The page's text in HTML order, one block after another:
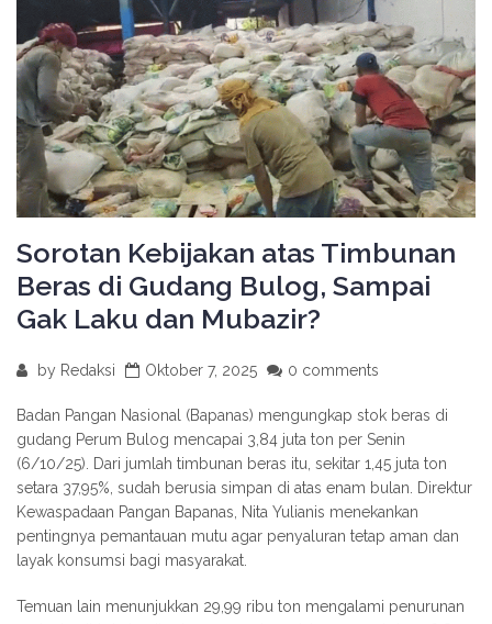
Sorotan Kebijakan atas Timbunan
Beras di Gudang Bulog, Sampai
Gak Laku dan Mubazir?
by Redaksi Oktober 7, 2025 0 comments
Badan Pangan Nasional (Bapanas) mengungkap stok beras di
gudang Perum Bulog mencapai 3,84 juta ton per Senin
(6/10/25). Dari jumlah timbunan beras itu, sekitar 1,45 juta ton
setara 37,95%, sudah berusia simpan di atas enam bulan. Direktur
Kewaspadaan Pangan Bapanas, Nita Yulianis menekankan
pentingnya pemantauan mutu agar penyaluran tetap aman dan
layak konsumsi bagi masyarakat.
Temuan lain menunjukkan 29,99 ribu ton mengalami penurunan